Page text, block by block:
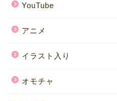
YouTube
アニメ
イラスト入り
オモチャ